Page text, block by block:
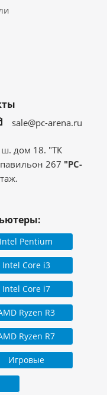
о
собран в РФ
из
Малайзия,
sale@pc-arena.ru
ш. дом 18. "ТК
267 "PC-
Intel Pentium
Intel Core i3
Intel Core i7
Ryzen R3
Ryzen R7
Игровые